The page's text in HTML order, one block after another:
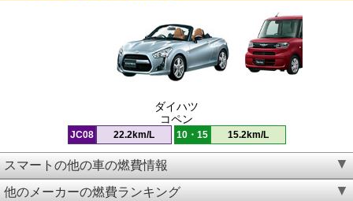
ダイハツ
コペン
JC08 22.2km/L 10・15 15.2km/L
スマートの他の車の燃費情報
他のメーカーの燃費ランキング